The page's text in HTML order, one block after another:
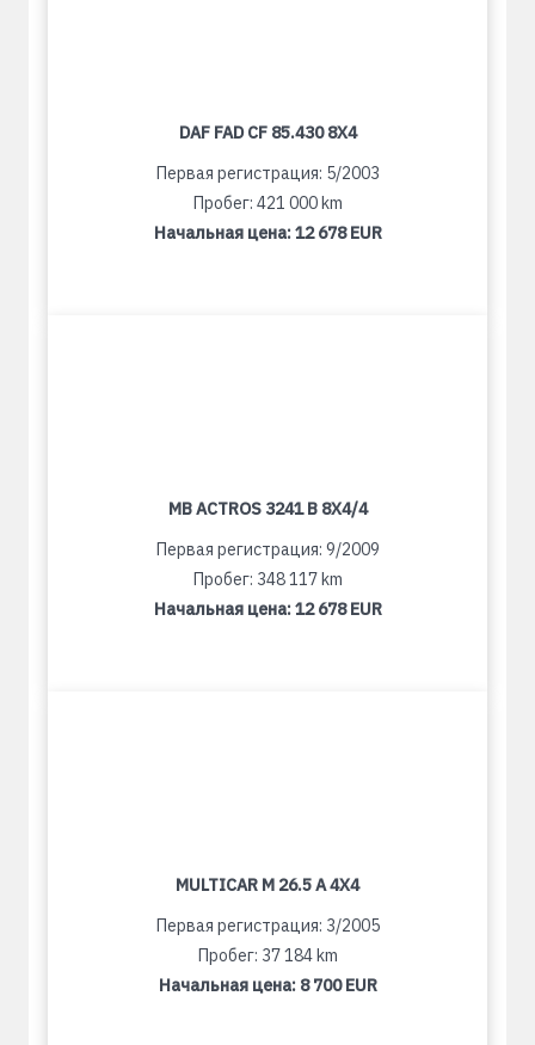
DAF FAD CF 85.430 8X4
Первая регистрация: 5/2003
Пробег: 421 000 km
Начальная цена:12 678 EUR
MB ACTROS 3241 B 8X4/4
Первая регистрация: 9/2009
Пробег: 348 117 km
Начальная цена:12 678 EUR
MULTICAR M 26.5 A 4X4
Первая регистрация: 3/2005
Пробег: 37 184 km
Начальная цена: 8 700 EUR